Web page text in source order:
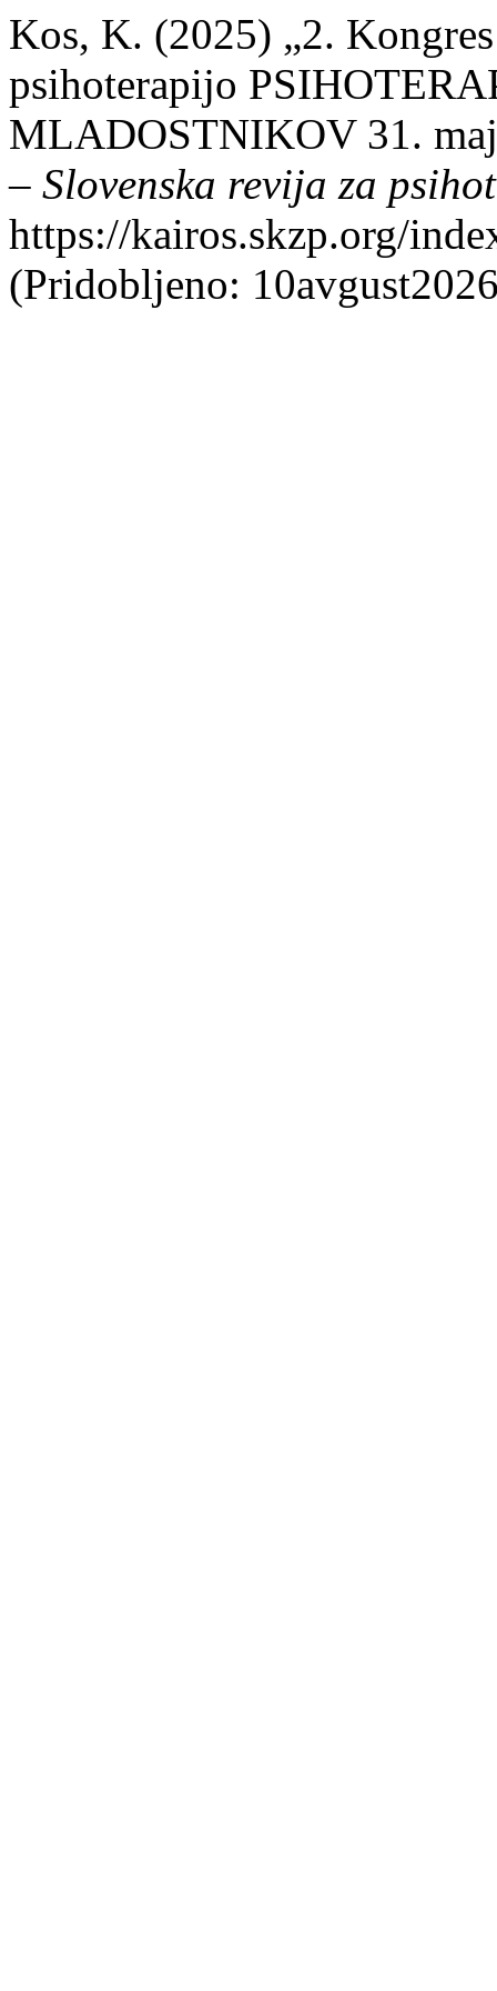
Kos, K. (2025) „2.
psihoterapijo
MLADOSTNIKOV 31.
– Slovenska revija za
https://kairos.skzp.org/
(Pridobljeno: